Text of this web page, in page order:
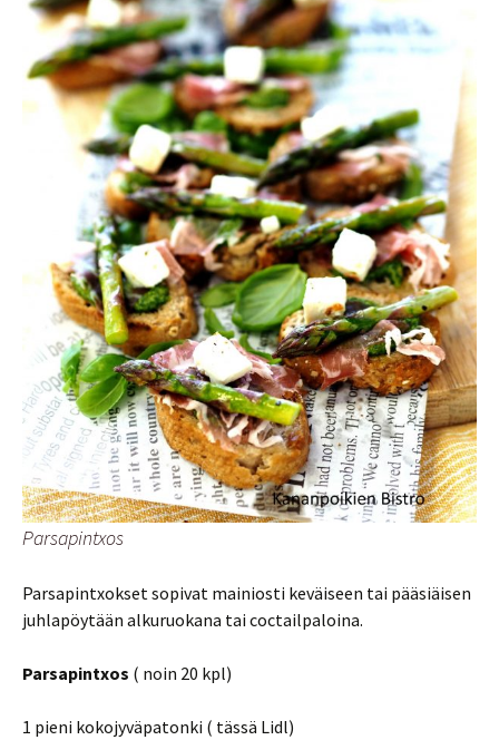
Parsapintxos
Parsapintxokset sopivat mainiosti keväiseen tai pääsiäisen
juhlapöytään alkuruokana tai coctailpaloina.
Parsapintxos ( noin 20 kpl)
1 pieni kokojyväpatonki ( tässä Lidl)